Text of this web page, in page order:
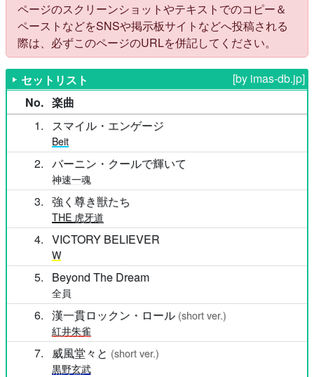
ページのスクリーンショットやテキストでのコピー＆
ペーストなどをSNSや掲示板サイトなどへ投稿される
際は、必ずこのページのURLを併記してください。
[by imas-db.jp]
セットリスト
No. 楽曲
1
スマイル・エンゲージ
Beit
2 バーニン・クールで輝いて
神速一魂
3 強く尊き獣たち
THE 虎牙道
4 VICTORY BELIEVER
W
5 Beyond The Dream
全員
6 漢一貫ロックン・ロール (short ver.)
紅井朱雀
7 威風堂々と (short ver.)
黒野玄武